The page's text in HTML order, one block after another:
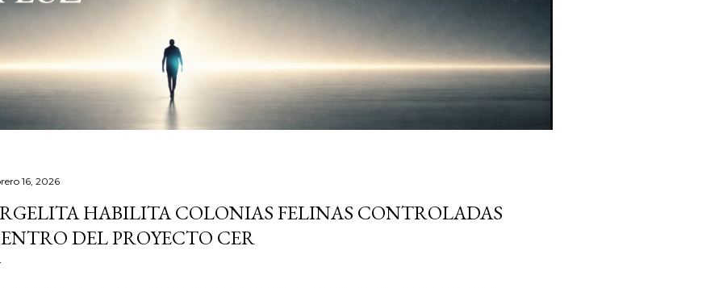
16, 2026
HABILITA COLONIAS FELINAS CONTROLADAS
DEL PROYECTO CER